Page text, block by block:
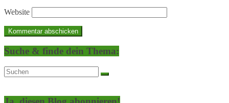
Website
Suche & finde dein Thema: